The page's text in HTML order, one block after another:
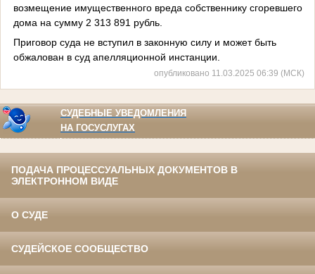
возмещение имущественного вреда собственнику сгоревшего
дома на сумму 2 313 891 рубль.
Приговор суда не вступил в законную силу и может быть
обжалован в суд апелляционной инстанции.
опубликовано 11.03.2025 06:39 (МСК)
СУДЕБНЫЕ УВЕДОМЛЕНИЯ
НА ГОСУСЛУГАХ
ПОДАЧА ПРОЦЕССУАЛЬНЫХ ДОКУМЕНТОВ В
ЭЛЕКТРОННОМ ВИДЕ
О СУДЕ
СУДЕЙСКОЕ СООБЩЕСТВО